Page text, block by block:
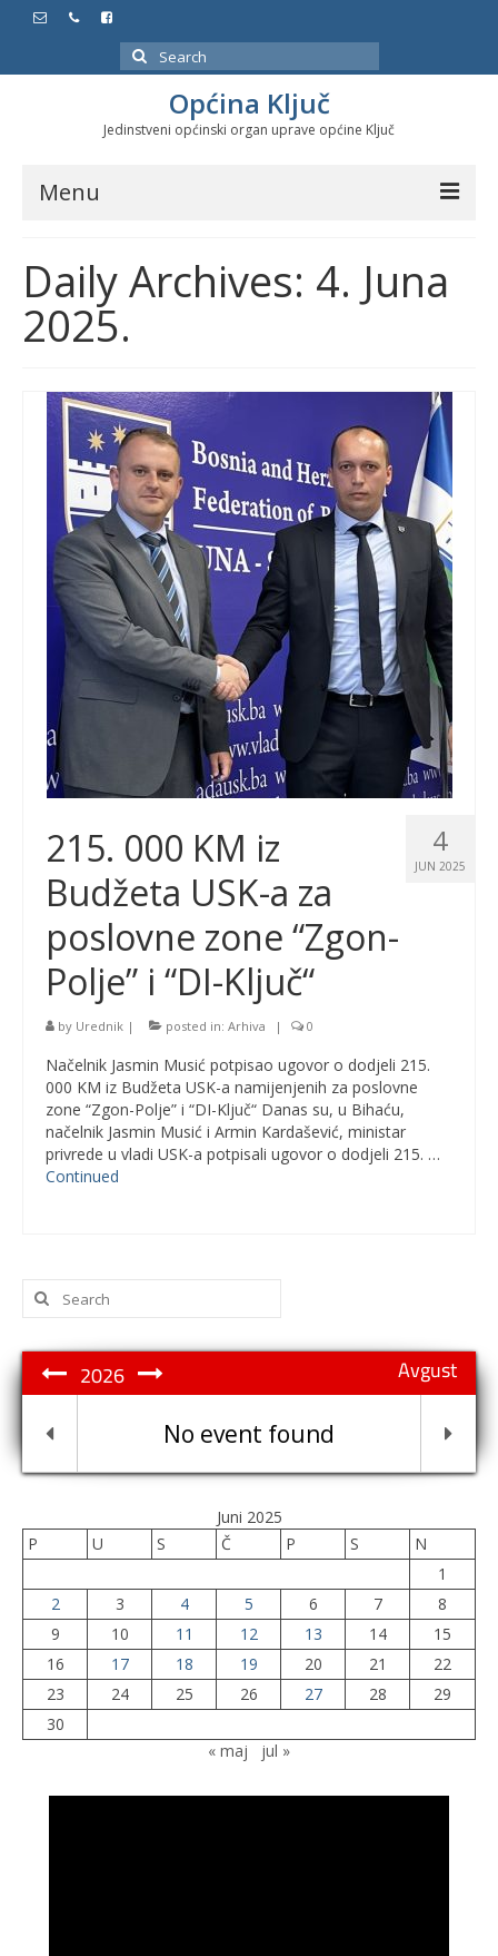
Search
for:
Općina Ključ
Jedinstveni općinski organ uprave općine Ključ
Menu
Službeni glasnici
Javne nabavke
Značajni datumi i manifestacije
Program energetske efikasnosti u stambenom
sektoru
Daily Archives: 4. Juna
2025.
4
JUN 2025
215. 000 KM iz
Budžeta USK-a za
poslovne zone “Zgon-
Polje” i “DI-Ključ“
by Urednik | posted in: Arhiva | 0
Načelnik Jasmin Musić potpisao ugovor o dodjeli 215.
000 KM iz Budžeta USK-a namijenjenih za poslovne
zone “Zgon-Polje” i “DI-Ključ“ Danas su, u Bihaću,
načelnik Jasmin Musić i Armin Kardašević, ministar
privrede u vladi USK-a potpisali ugovor o dodjeli 215. …
Continued
Search
for:
Avgust
2026
No event found
Juni 2025
P
U S Č P S
N
1
2
3 4 5 6 7
8
9
10 11 12 13 14
15
16
17 18 19 20 21
22
23
24 25 26 27 28
29
30
« maj
jul »